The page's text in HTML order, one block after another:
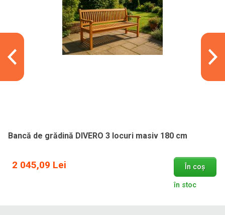
Bancă de grădină DIVERO 3 locuri masiv 180 cm
2 045,09 Lei În coș
în stoc